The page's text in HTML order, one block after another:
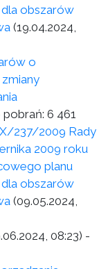
obszarów
(19.04.2024,
o
pobrań: 6 461
237/2009 Rady
2009 roku
planu
obszarów
(09.05.2024,
08:23) -